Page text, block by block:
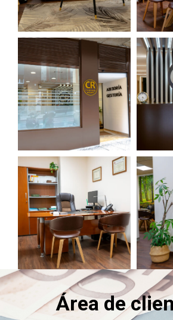
Área de